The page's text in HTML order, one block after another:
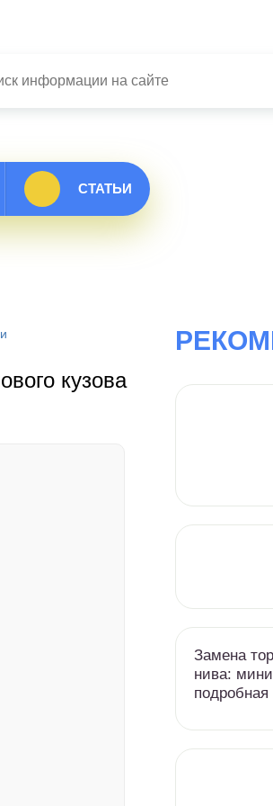
СТАТЬИ
кузова
Замена
нива:
подробная